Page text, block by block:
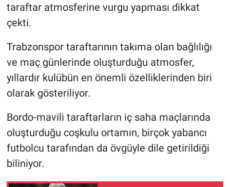
taraftar atmosferine vurgu yapması dikkat
çekti.
Trabzonspor taraftarının takıma olan bağlılığı
ve maç günlerinde oluşturduğu atmosfer,
yıllardır kulübün en önemli özelliklerinden biri
olarak gösteriliyor.
Bordo-mavili taraftarların iç saha maçlarında
oluşturduğu coşkulu ortamın, birçok yabancı
futbolcu tarafından da övgüyle dile getirildiği
biliniyor.